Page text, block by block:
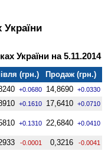
України
України на 5.11.2014
(грн.)
Продаж (грн.)
+0.0680 14,8690 +0.0330
+0.1610 17,6410 +0.0710
+0.1310 22,6840 +0.0410
-0.0001 0,3216 -0.0041